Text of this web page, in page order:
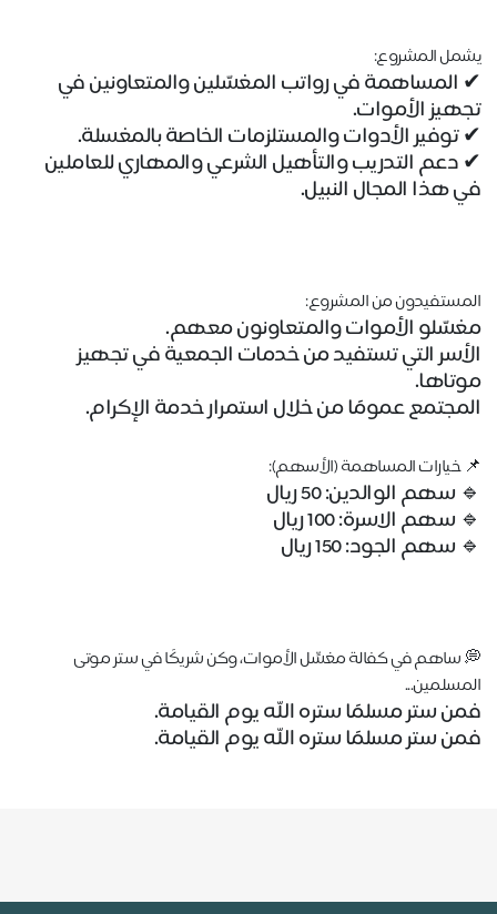
يشمل المشروع:
✔
تجهيز الأموات.
✔ توفير الأدوات والمستلزمات الخاصة بالمغسلة.
✔
المستفيدون من المشروع:
مغسّلو الأموات والمتعاونون معهم.
الأسر التي تستفيد من خدمات الجمعية في تجهيز
موتاها.
المجتمع عمومًا من خلال استمرار خدمة الإكرام.
📌 خيارات المساهمة (الأسهم):
🔹 سهم الوالدين: 50 ريال
🔹 سهم الاسرة: 100 ريال
🔹
💭
المسلمين...
فمن ستر مسلمًا ستره الله يوم القيامة.
فمن ستر مسلمًا ستره الله يوم القيامة.